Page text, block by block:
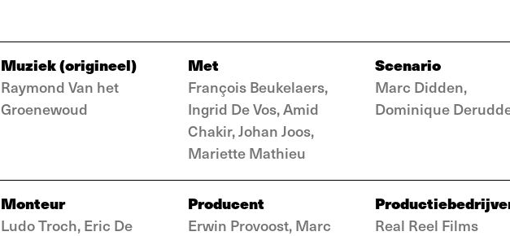
Muziek (origineel)
Raymond Van het
Groenewoud
Met
François Beukelaers,
Ingrid De Vos, Amid
Chakir, Johan Joos,
Mariette Mathieu
Scenario
Marc Didden,
Dominique
Monteur
Ludo Troch, Eric De
Producent
Erwin Provoost, Marc
Real Reel Films